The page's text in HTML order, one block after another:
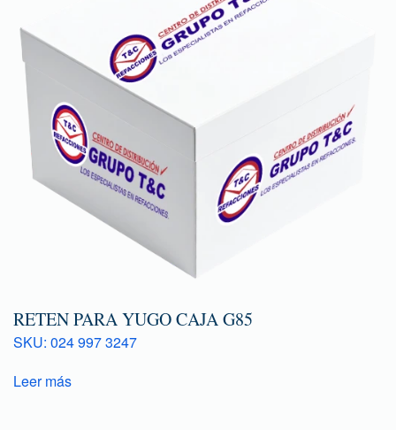
RETEN PARA YUGO CAJA G85
SKU: 024 997 3247
Leer más